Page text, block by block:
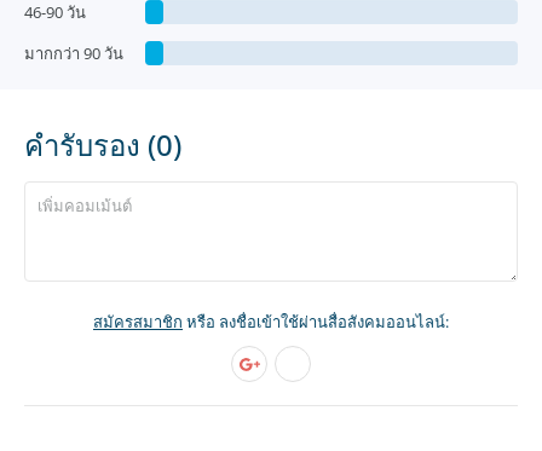
46-90 วัน
มากกว่า 90 วัน
คำรับรอง (0)
สมัครสมาชิก หรือ ลงชื่อเข้าใช้ผ่านสื่อสังคมออนไลน์: